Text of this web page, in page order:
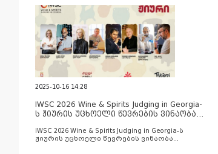
2025-10-16 14:28
IWSC 2026 Wine & Spirits Judging in Georgia-
ს ჟიურის უცხოელი წევრების ვინაობა
IWSC 2026 Wine & Spirits Judging in Georgia-ს
ჟიურის უცხოელი წევრების ვინაობა